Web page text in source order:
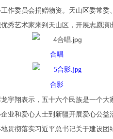
作委员会捐赠物资。天山区委常
秀艺术家来到天山区，开展志愿演
合唱
合影
宇翔表示，五十六个民族是一个大
业和爱心人士到新疆开展爱心公
贯彻落实习近平总书记关于建设团